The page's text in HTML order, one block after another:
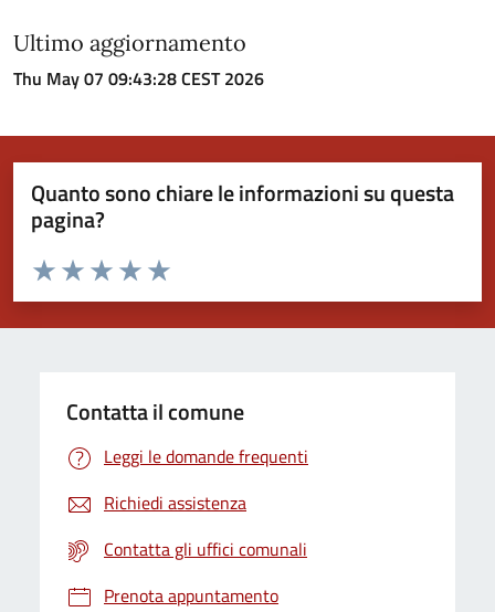
Ultimo aggiornamento
Thu May 07 09:43:28 CEST 2026
Quanto sono chiare le informazioni su questa
pagina?
Valuta da 1 a 5 stelle la pagina
Valuta 5 stelle su 5
Valuta 4 stelle su 5
Valuta 3 stelle su 5
Valuta 2 stelle su 5
Valuta 1 stelle su 5
Contatta il comune
Leggi le domande frequenti
Richiedi assistenza
Contatta gli uffici comunali
Prenota appuntamento